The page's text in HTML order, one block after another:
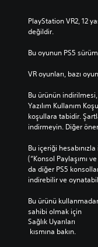
PlayStation VR2, 12
değildir.
Bu oyunun PS5
VR oyunları, bazı
Bu ürünün
Yazılım Kullanım
koşullara tabidir.
indirmeyin. Diğer
Bu içeriği
(“Konsol Paylaşımı
da diğer PS5
indirebilir ve
Bu ürünü
sahibi olmak için
Sağlık Uyarıları
kısmına bakın.